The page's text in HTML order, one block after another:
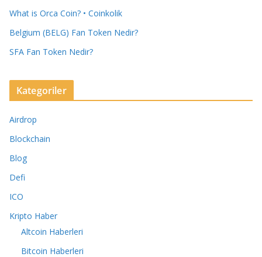
What is Orca Coin? • Coinkolik
Belgium (BELG) Fan Token Nedir?
SFA Fan Token Nedir?
Kategoriler
Airdrop
Blockchain
Blog
Defi
ICO
Kripto Haber
Altcoin Haberleri
Bitcoin Haberleri